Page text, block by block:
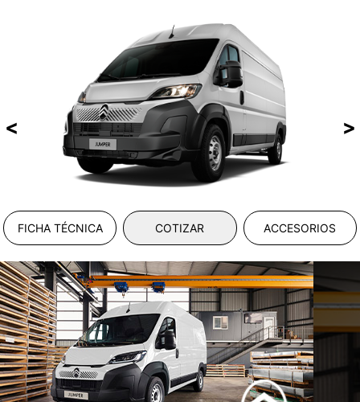
FICHA TÉCNICA COTIZAR ACCESORIOS